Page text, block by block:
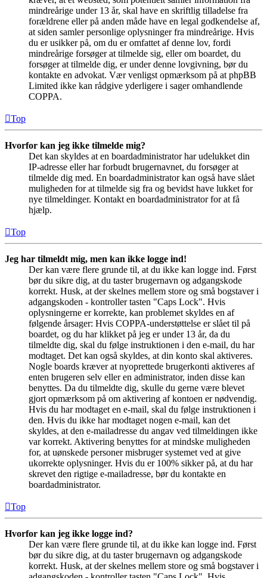
mindreårige under 13 år, skal have en skriftlig tilladelse fra
forældrene eller på anden måde have en legal godkendelse af,
at siden samler personlige oplysninger fra mindreårige. Hvis
du er usikker på, om du er omfattet af denne lov, fordi
mindreårige forsøger at tilmelde sig, eller om boardet, du
forsøger at tilmelde dig, er under denne lovgivning, bør du
kontakte en advokat. Vær venligst opmærksom på at phpBB
Limited ikke kan rådgive yderligere i sager omhandlende
COPPA.
Top
Hvorfor kan jeg ikke tilmelde mig?
Det kan skyldes at en boardadministrator har udelukket din
IP-adresse eller har forbudt brugernavnet, du forsøger at
tilmelde dig med. En boardadministrator kan også have slået
muligheden for at tilmelde sig fra og bevidst have lukket for
nye tilmeldinger. Kontakt en boardadministrator for at få
hjælp.
Top
Jeg har tilmeldt mig, men kan ikke logge ind!
Der kan være flere grunde til, at du ikke kan logge ind. Først
bør du sikre dig, at du taster brugernavn og adgangskode
korrekt. Husk, at der skelnes mellem store og små bogstaver i
adgangskoden - kontroller tasten "Caps Lock". Hvis
oplysningerne er korrekte, kan problemet skyldes en af
følgende årsager: Hvis COPPA-understøttelse er slået til på
boardet, og du har klikket på jeg er under 13 år, da du
tilmeldte dig, skal du følge instruktionen i den e-mail, du har
modtaget. Det kan også skyldes, at din konto skal aktiveres.
Nogle boards kræver at nyoprettede brugerkonti aktiveres af
enten brugeren selv eller en administrator, inden disse kan
benyttes. Da du tilmeldte dig, skulle du gerne være blevet
gjort opmærksom på om aktivering af kontoen er nødvendig.
Hvis du har modtaget en e-mail, skal du følge instruktionen i
den. Hvis du ikke har modtaget nogen e-mail, kan det
skyldes, at den e-mailadresse du angav ved tilmeldingen ikke
var korrekt. Aktivering benyttes for at mindske muligheden
for, at uønskede personer misbruger systemet ved at give
ukorrekte oplysninger. Hvis du er 100% sikker på, at du har
skrevet den rigtige e-mailadresse, bør du kontakte en
boardadministrator.
Top
Hvorfor kan jeg ikke logge ind?
Der kan være flere grunde til, at du ikke kan logge ind. Først
bør du sikre dig, at du taster brugernavn og adgangskode
korrekt. Husk, at der skelnes mellem store og små bogstaver i